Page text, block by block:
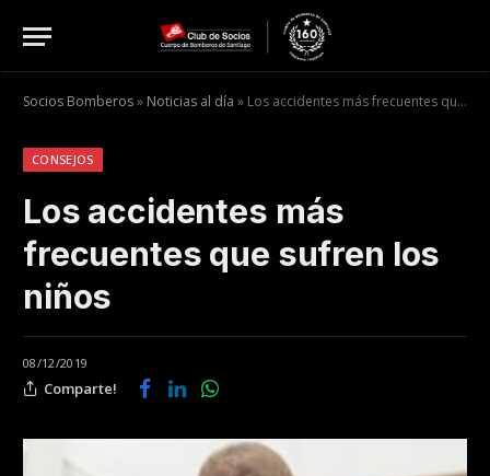
Socios Bomberos» Noticias al día » Los accidentes más frecuentes que sufren los niños
CONSEJOS
Los accidentes más
frecuentes que sufren los
niños
08/12/2019
Comparte!